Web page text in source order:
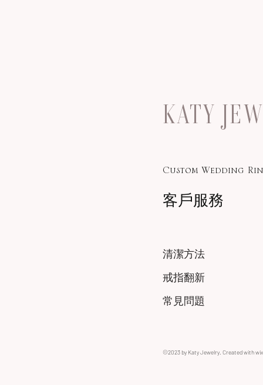
KATY
Custom Wedding
客戶服務
清潔方法
戒指翻新
常見問題
©2023 by Katy Jewelry. Created with